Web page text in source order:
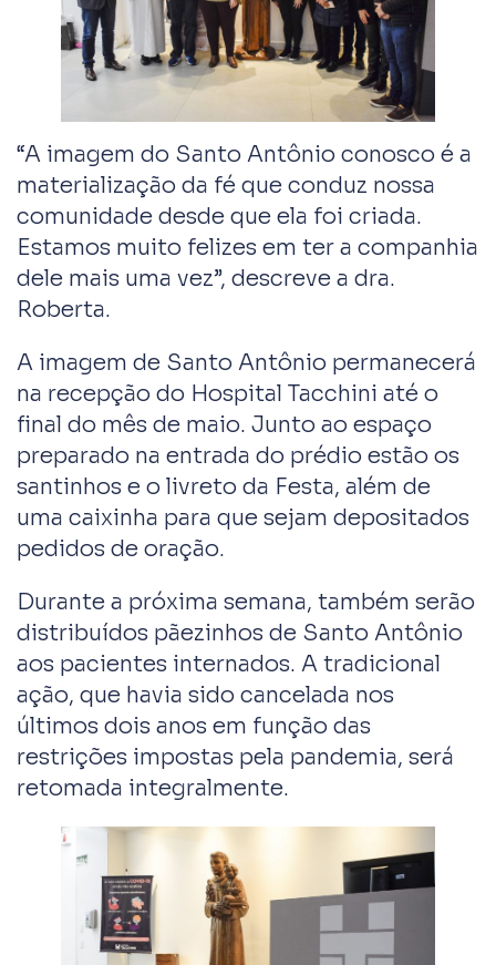
“A imagem do Santo Antônio conosco é a
materialização da fé que conduz nossa
comunidade desde que ela foi criada.
Estamos muito felizes em ter a companhia
dele mais uma vez”, descreve a dra.
Roberta.
A imagem de Santo Antônio permanecerá
na recepção do Hospital Tacchini até o
final do mês de maio. Junto ao espaço
preparado na entrada do prédio estão os
santinhos e o livreto da Festa, além de
uma caixinha para que sejam depositados
pedidos de oração.
Durante a próxima semana, também serão
distribuídos pãezinhos de Santo Antônio
aos pacientes internados. A tradicional
ação, que havia sido cancelada nos
últimos dois anos em função das
restrições impostas pela pandemia, será
retomada integralmente.